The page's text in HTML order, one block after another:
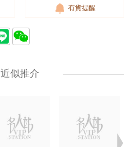
有貨提醒
近似推介